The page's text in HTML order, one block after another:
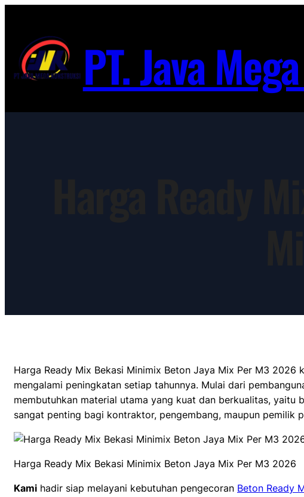
konten
PT. Java
Harga Ready Mix Bekasi Minimix Beton Jaya Mix Per M3
mengalami peningkatan setiap tahunnya. Mulai dari
membutuhkan material utama yang kuat dan berkualitas, yaitu
sangat penting bagi kontraktor, pengembang, maupun pemilik
Harga Ready Mix Bekasi Minimix Beton Jaya Mix Per M3 2026
Kami hadir siap melayani kebutuhan pengecoran Beton Ready